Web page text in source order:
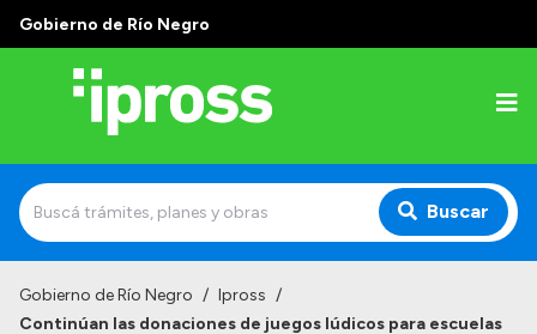
Gobierno de Río Negro
Buscar
Gobierno de Río Negro / Ipross /
Continúan las donaciones de juegos lúdicos para escuelas